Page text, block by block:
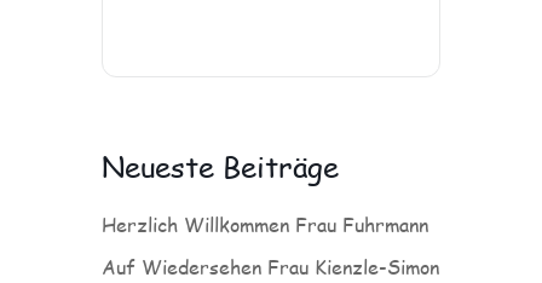
Neueste Beiträge
Herzlich Willkommen Frau Fuhrmann
Auf Wiedersehen Frau Kienzle-Simon